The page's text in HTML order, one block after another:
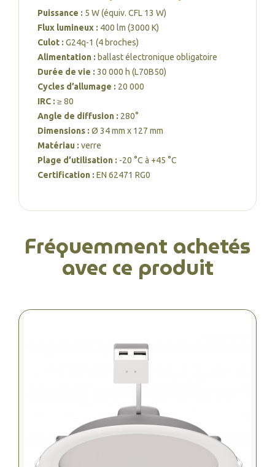
Puissance : 5 W (équiv. CFL 13 W)
Flux lumineux : 400 lm (3000 K)
Culot : G24q-1 (4 broches)
Alimentation : ballast électronique obligatoire
Durée de vie : 30 000 h (L70B50)
Cycles d’allumage : 20 000
IRC : ≥ 80
Angle de diffusion : 280°
Dimensions : Ø 34 mm x 127 mm
Matériau : verre
Plage d’utilisation : -20 °C à +45 °C
Certification : EN 62471 RG0
Fréquemment achetés
avec ce produit